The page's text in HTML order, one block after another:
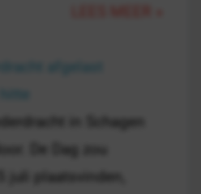
afgelast
in Schagen
De Dag zou
juli plaatsvinden,